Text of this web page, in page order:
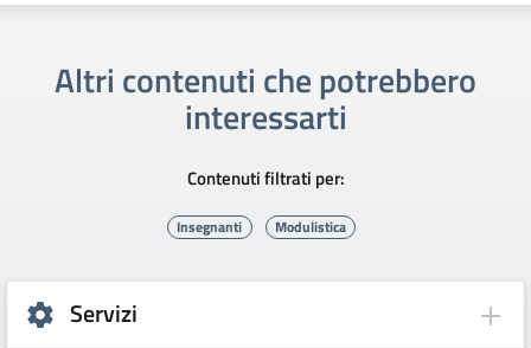
Altri contenuti che potrebbero
interessarti
Contenuti filtrati per:
Insegnanti Modulistica
Servizi